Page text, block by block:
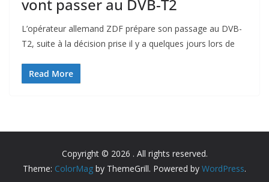
vont passer au DVB-T2
L’opérateur allemand ZDF prépare son passage au DVB-
T2, suite à la décision prise il y a quelques jours lors de
Read More
Copyright © 2026 . All rights reserved.
Theme: ColorMag by ThemeGrill. Powered by WordPress.